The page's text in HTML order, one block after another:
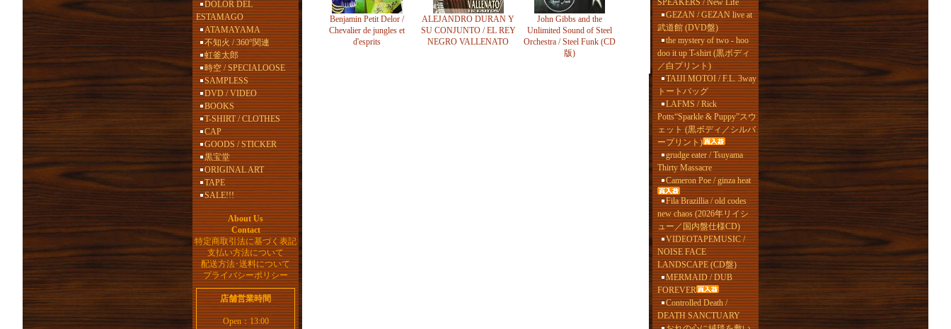
DOLOR DEL
ESTAMAGO
ATAMAYAMA
不知火 / 360°関連
虹釜太郎
時空 / SPECIALOOSE
SAMPLESS
DVD / VIDEO
BOOKS
T-SHIRT / CLOTHES
CAP
GOODS / STICKER
黒宝堂
ORIGINAL ART
TAPE
SALE!!!
About Us
Contact
特定商取引法に基づく表記
支払い方法について
配送方法･送料について
プライバシーポリシー
店舗営業時間
Open：13:00
Benjamin Petit Delor /
Chevalier de jungles et
d'esprits
ALEJANDRO DURAN Y
SU CONJUNTO / EL REY
NEGRO VALLENATO
John Gibbs and the
Unlimited Sound of Steel
Orchestra / Steel Funk (CD
版)
SPEAKERS / New Life
GEZAN / GEZAN live at
武道館 (DVD盤)
the mystery of two - hoo
doo it up T-shirt (黒ボディ
／白プリント)
TAIJI MOTOI / F.L. 3way
トートバッグ
LAFMS / Rick
Potts“Sparkle & Puppy”スウ
ェット (黒ボディ／シルバ
ープリント)
grudge eater / Tsuyama
Thirty Massacre
Cameron Poe / ginza heat
Fila Brazillia / old codes
new chaos (2026年リイシ
ュー／国内盤仕様CD)
VIDEOTAPEMUSIC /
NOISE FACE
LANDSCAPE (CD盤)
MERMAID / DUB
FOREVER
Controlled Death /
DEATH SANCTUARY